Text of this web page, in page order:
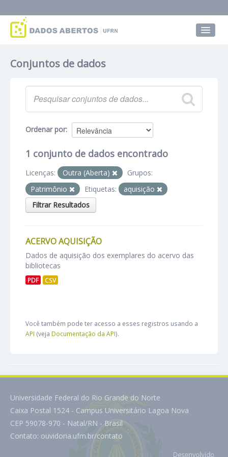
Grupos
Sobre
Conjuntos de dados
Ordenar por
1 conjunto de dados encontrado
Licenças: Outra (Aberta)
Grupos:
Patrimônio
Etiquetas:
aquisição
Filtrar Resultados
ACERVO AQUISIÇÃO
Dados de aquisição dos exemplares do acervo das
bibliotecas
PDF CSV
Você também pode ter acesso a esses registros usando a
API (veja Documentação da API).
Universidade Federal do Rio Grande do Norte
Caixa Postal 1524 - Campus Universitário Lagoa Nova
CEP 59078-970 - Natal/RN - Brasil
Contato: ouvidoria.ufrn.br/contato